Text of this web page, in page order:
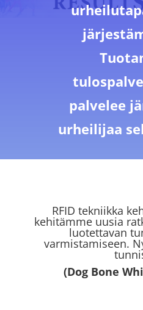
palvelee
urheilijaa
RFID tekniikka
kehitämme uusia
luotettavan
varmistamiseen.
(Dog Bone